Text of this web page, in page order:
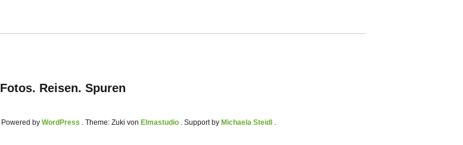
Fotos. Reisen. Spuren
Powered by WordPress Theme: Zuki von Elmastudio . Support by Michaela Steidl